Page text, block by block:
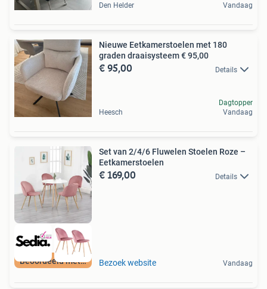
Den Helder
Vandaag
Nieuwe Eetkamerstoelen met 180
graden draaisysteem € 95,00
€ 95,00 Details
Heesch
Dagtopper
Vandaag
Beoordeeld met 9+
Set van 2/4/6 Fluwelen Stoelen Roze –
Eetkamerstoelen
€ 169,00 Details
Bezoek website Vandaag